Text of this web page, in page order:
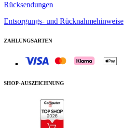
Rücksendungen
Entsorgungs- und Rücknahmehinweise
ZAHLUNGSARTEN
SHOP-AUSZEICHNUNG